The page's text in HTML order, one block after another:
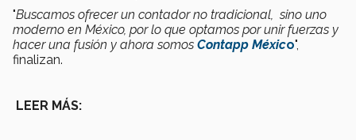
"Buscamos ofrecer un contador no tradicional, sino uno
moderno en México, por lo que optamos por unir fuerzas y
hacer una fusión y ahora somos Contapp México",
finalizan.
LEER MÁS: